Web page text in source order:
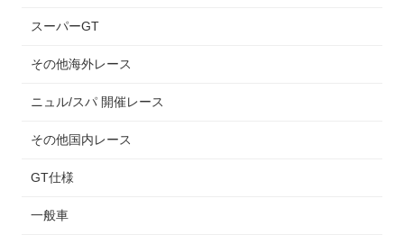
スーパーGT
その他海外レース
ニュル/スパ 開催レース
その他国内レース
GT仕様
一般車